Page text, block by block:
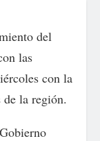
del
las
con la
de la región.